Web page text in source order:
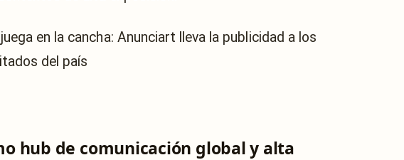
hub de comunicación global y alta